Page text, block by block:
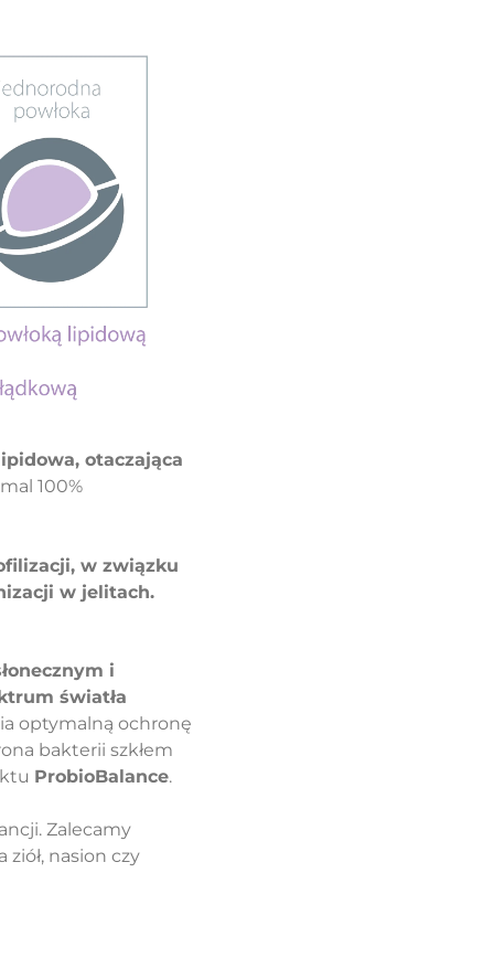
otaczająca
100%
w związku
w jelitach.
i
światła
optymalną ochronę
bakterii szkłem
ProbioBalance.
Zalecamy
nasion czy